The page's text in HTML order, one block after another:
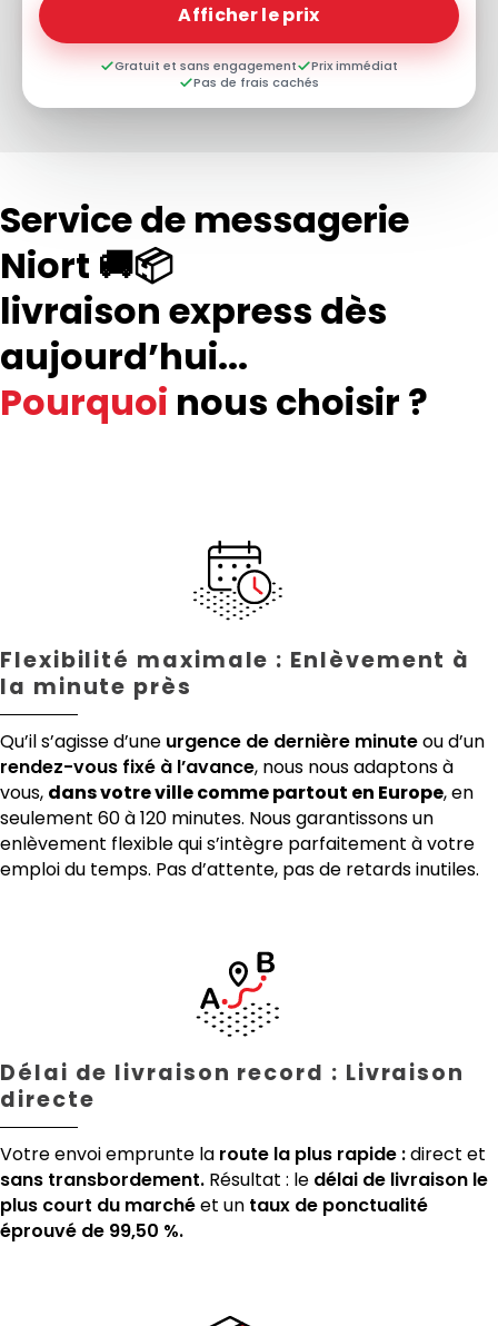
Afficher le prix
Gratuit et sans engagement
Prix immédiat
Pas de frais cachés
Service de messagerie
Niort 🚚📦
livraison express dès
aujourd’hui...
Pourquoi nous choisir ?
Flexibilité maximale : Enlèvement à
la minute près
Qu’il s’agisse d’une urgence de dernière minuteou d’un
rendez-vous fixé à l’avance, nous nous adaptons à
vous, dans votre ville comme partout en Europe, en
seulement 60 à 120 minutes. Nous garantissons un
enlèvement flexible qui s’intègre parfaitement à votre
emploi du temps. Pas d’attente, pas de retards inutiles.
Délai de livraison record : Livraison
directe
Votre envoi emprunte la route la plus rapide :direct et
sans transbordement. Résultat : le délai de livraison le
plus court du marchéet un taux de ponctualité
éprouvé de 99,50 %.